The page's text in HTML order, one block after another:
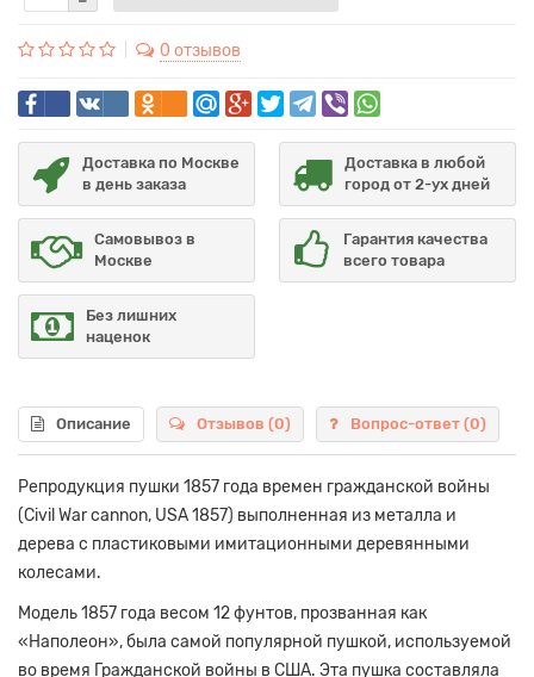
0 отзывов
Доставка по Москве
в день заказа
Доставка в любой
город от 2-ух дней
Самовывоз в
Москве
Гарантия качества
всего товара
Без лишних
наценок
Описание Отзывов (0) Вопрос-ответ (0)
Репродукция пушки 1857 года времен гражданской войны
(Civil War cannon, USA 1857) выполненная из металла и
дерева с пластиковыми имитационными деревянными
колесами.
Модель 1857 года весом 12 фунтов, прозванная как
«Наполеон», была самой популярной пушкой, используемой
во время Гражданской войны в США. Эта пушка составляла